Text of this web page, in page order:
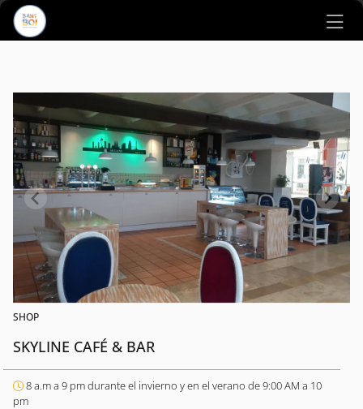
Ir al contenido principal
SHOP
SKYLINE CAFÉ & BAR
8 a.m a 9 pm durante el invierno y en el verano de 9:00 AM a 10
pm